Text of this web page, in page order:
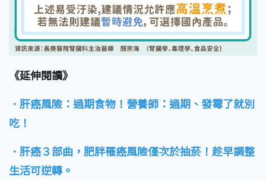
《延伸閱讀》
．肝癌風險：過期食物！營養師：過期、發霉了就別
吃！
．肝癌３部曲，肥胖罹癌風險僅次於抽菸！趁早調整
生活可逆轉。